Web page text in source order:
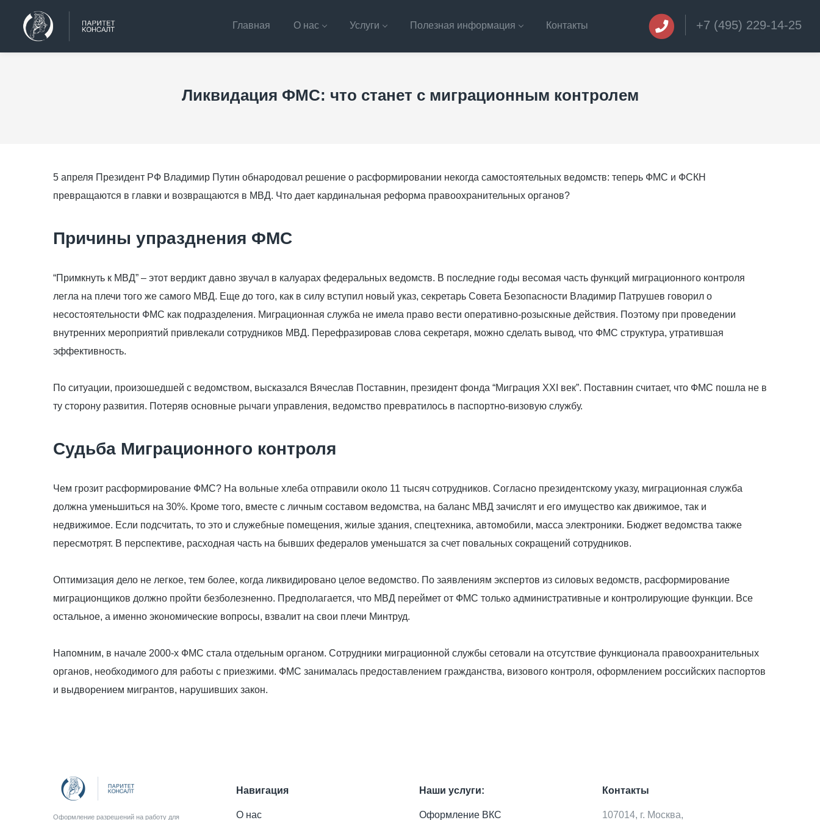
Главная О нас Услуги Полезная информация Контакты +7 (495) 229-14-25
Ликвидация ФМС: что станет с миграционным контролем
5 апреля Президент РФ Владимир Путин обнародовал решение о расформировании некогда самостоятельных ведомств: теперь ФМС и ФСКН
превращаются в главки и возвращаются в МВД. Что дает кардинальная реформа правоохранительных органов?
Причины упразднения ФМС
“Примкнуть к МВД” – этот вердикт давно звучал в калуарах федеральных ведомств. В последние годы весомая часть функций миграционного контроля
легла на плечи того же самого МВД. Еще до того, как в силу вступил новый указ, секретарь Совета Безопасности Владимир Патрушев говорил о
несостоятельности ФМС как подразделения. Миграционная служба не имела право вести оперативно-розыскные действия. Поэтому при проведении
внутренних мероприятий привлекали сотрудников МВД. Перефразировав слова секретаря, можно сделать вывод, что ФМС структура, утратившая
эффективность.
По ситуации, произошедшей с ведомством, высказался Вячеслав Поставнин, президент фонда “Миграция XXI век”. Поставнин считает, что ФМС пошла не в
ту сторону развития. Потеряв основные рычаги управления, ведомство превратилось в паспортно-визовую службу.
Судьба Миграционного контроля
Чем грозит расформирование ФМС? На вольные хлеба отправили около 11 тысяч сотрудников. Согласно президентскому указу, миграционная служба
должна уменьшиться на 30%. Кроме того, вместе с личным составом ведомства, на баланс МВД зачислят и его имущество как движимое, так и
недвижимое. Если подсчитать, то это и служебные помещения, жилые здания, спецтехника, автомобили, масса электроники. Бюджет ведомства также
пересмотрят. В перспективе, расходная часть на бывших федералов уменьшатся за счет повальных сокращений сотрудников.
Оптимизация дело не легкое, тем более, когда ликвидировано целое ведомство. По заявлениям экспертов из силовых ведомств, расформирование
миграционщиков должно пройти безболезненно. Предполагается, что МВД переймет от ФМС только административные и контролирующие функции. Все
остальное, а именно экономические вопросы, взвалит на свои плечи Минтруд.
Напомним, в начале 2000-х ФМС стала отдельным органом. Сотрудники миграционной службы сетовали на отсутствие функционала правоохранительных
органов, необходимого для работы с приезжими. ФМС занималась предоставлением гражданства, визового контроля, оформлением российских паспортов
и выдворением мигрантов, нарушивших закон.
Оформление разрешений на работу для
Навигация
О нас
Наши услуги:
Оформление ВКС
Контакты
107014, г. Москва,